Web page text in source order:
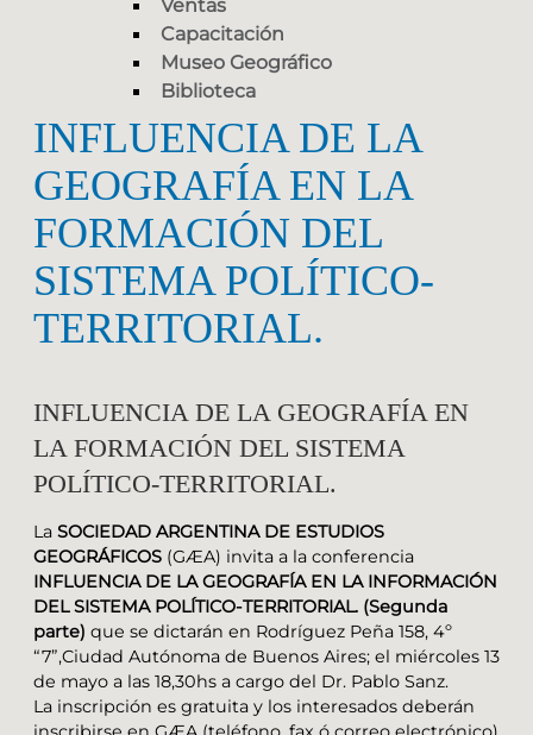
Ventas
Capacitación
Museo Geográfico
Biblioteca
INFLUENCIA DE LA
GEOGRAFÍA EN LA
FORMACIÓN DEL
SISTEMA POLÍTICO-
TERRITORIAL.
INFLUENCIA DE LA GEOGRAFÍA EN
LA FORMACIÓN DEL SISTEMA
POLÍTICO-TERRITORIAL.
La SOCIEDAD ARGENTINA DE ESTUDIOS
GEOGRÁFICOS (GÆA) invita a la conferencia
INFLUENCIA DE LA GEOGRAFÍA EN LA INFORMACIÓN
DEL SISTEMA POLÍTICO-TERRITORIAL. (Segunda
parte) que se dictarán en Rodríguez Peña 158, 4º
“7”,Ciudad Autónoma de Buenos Aires; el miércoles 13
de mayo a las 18,30hs a cargo del Dr. Pablo Sanz.
La inscripción es gratuita y los interesados deberán